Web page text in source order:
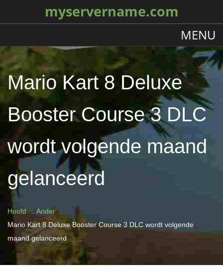
myservername.com
MENU
Mario Kart 8 Deluxe
Booster Course 3 DLC
wordt volgende maand
gelanceerd
Hoofd
Ander
Mario Kart 8 Deluxe Booster Course 3 DLC wordt volgende
maand gelanceerd